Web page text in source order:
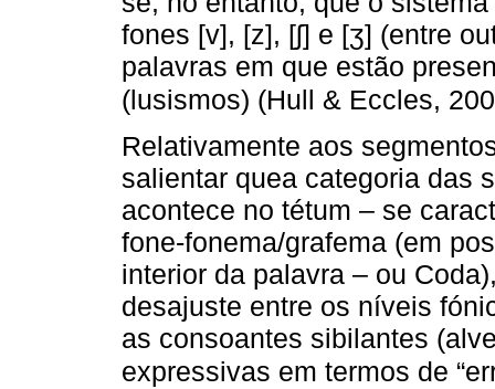
fones [v], [z], [ʃ] e [ʒ] (entre
palavras em que estão
(lusismos) (Hull & Eccles,
Relativamente aos
salientar quea categoria das
acontece no tétum – se
fone-fonema/grafema (em
interior da palavra – ou
desajuste entre os níveis
as consoantes sibilantes
expressivas em termos de